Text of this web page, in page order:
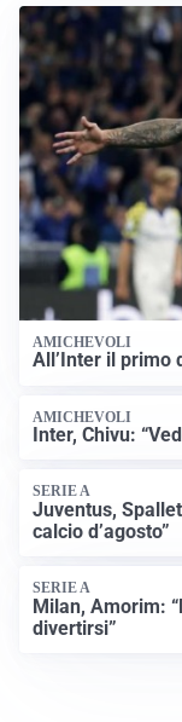
AMICHEVOLI
All’Inter il primo
AMICHEVOLI
Inter, Chivu:
SERIE A
Juventus,
calcio d’agosto”
SERIE A
Milan, Amorim:
divertirsi”